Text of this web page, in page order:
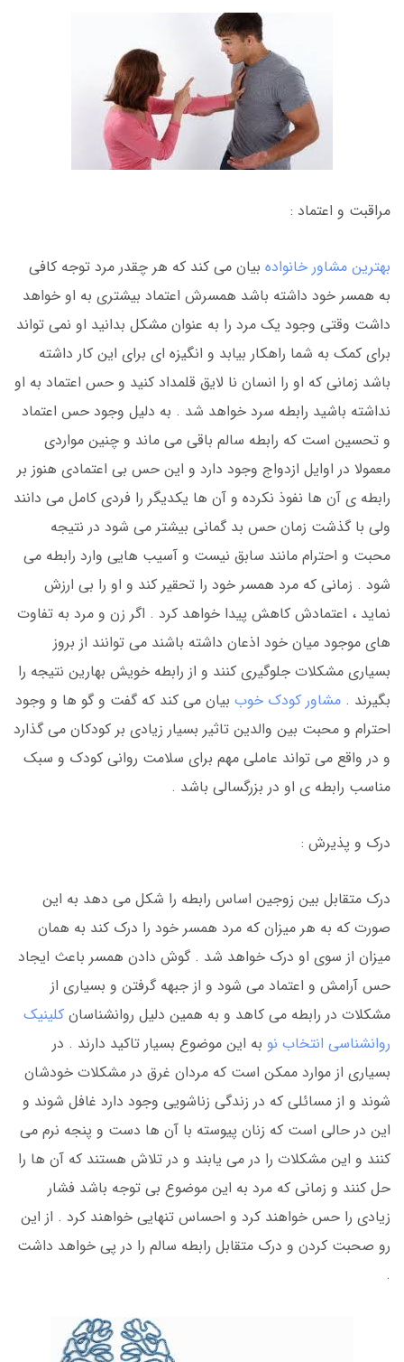
مراقبت و اعتماد :
بهترین مشاور خانواده بیان می کند که هر چقدر مرد توجه کافی
به همسر خود داشته باشد همسرش اعتماد بیشتری به او خواهد
داشت وقتی وجود یک مرد را به عنوان مشکل بدانید او نمی تواند
برای کمک به شما راهکار بیابد و انگیزه ای برای این کار داشته
باشد زمانی که او را انسان نا لایق قلمداد کنید و حس اعتماد به او
نداشته باشید رابطه سرد خواهد شد . به دلیل وجود حس اعتماد
و تحسین است که رابطه سالم باقی می ماند و چنین مواردی
معمولا در اوایل ازدواج وجود دارد و این حس بی اعتمادی هنوز بر
رابطه ی آن ها نفوذ نکرده و آن ها یکدیگر را فردی کامل می دانند
ولی با گذشت زمان حس بد گمانی بیشتر می شود در نتیجه
محبت و احترام مانند سابق نیست و آسیب هایی وارد رابطه می
شود . زمانی که مرد همسر خود را تحقیر کند و او را بی ارزش
نماید ، اعتمادش کاهش پیدا خواهد کرد . اگر زن و مرد به تفاوت
های موجود میان خود اذعان داشته باشند می توانند از بروز
بسیاری مشکلات جلوگیری کنند و از رابطه خویش بهارین نتیجه را
بگیرند . مشاور کودک خوب بیان می کند که گفت و گو ها و وجود
احترام و محبت بین والدین تاثیر بسیار زیادی بر کودکان می گذارد
و در واقع می تواند عاملی مهم برای سلامت روانی کودک و سبک
مناسب رابطه ی او در بزرگسالی باشد .
درک و پذیرش :
درک متقابل بین زوجین اساس رابطه را شکل می دهد به این
صورت که به هر میزان که مرد همسر خود را درک کند به همان
میزان از سوی او درک خواهد شد . گوش دادن همسر باعث ایجاد
حس آرامش و اعتماد می شود و از جبهه گرفتن و بسیاری از
مشکلات در رابطه می کاهد و به همین دلیل روانشناسان کلینیک
روانشناسی انتخاب نو به این موضوع بسیار تاکید دارند . در
بسیاری از موارد ممکن است که مردان غرق در مشکلات خودشان
شوند و از مسائلی که در زندگی زناشویی وجود دارد غافل شوند و
این در حالی است که زنان پیوسته با آن ها دست و پنجه نرم می
کنند و این مشکلات را در می یابند و در تلاش هستند که آن ها را
حل کنند و زمانی که مرد به این موضوع بی توجه باشد فشار
زیادی را حس خواهند کرد و احساس تنهایی خواهند کرد . از این
رو صحبت کردن و درک متقابل رابطه سالم را در پی خواهد داشت
.